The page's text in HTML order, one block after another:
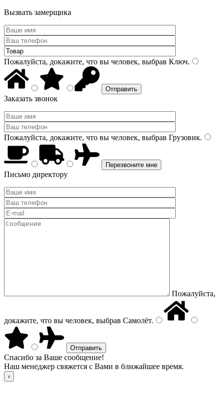
Вызвать замерщика
Пожалуйста, докажите, что вы человек, выбрав Ключ.
Заказать звонок
Пожалуйста, докажите, что вы человек, выбрав Грузовик.
Письмо директору
Пожалуйста,
докажите, что вы человек, выбрав Самолёт.
Спасибо за Ваше сообщение!
Наш менеджер свяжется с Вами в ближайшее время.